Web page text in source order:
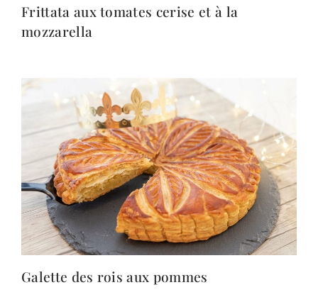
Frittata aux tomates cerise et à la
mozzarella
Galette des rois aux pommes